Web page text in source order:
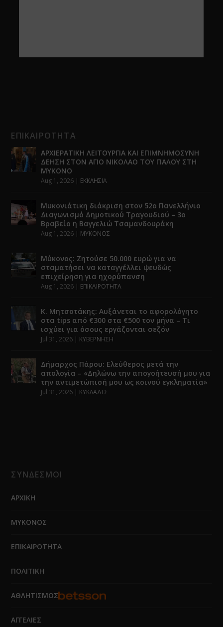
ΕΠΙΚΑΙΡΟΤΗΤΑ
ΑΡΧΙΕΡΑΤΙΚΗ ΛΕΙΤΟΥΡΓΙΑ ΚΑΙ ΕΠΙΜΝΗΜΟΣΥΝΗ
ΔΕΗΣΗ ΣΤΟΝ ΑΓΙΟ ΝΙΚΟΛΑΟ ΤΟΥ ΓΙΑΛΟΥ ΣΤΗ
ΜΥΚΟΝΟ
Aug 1, 2026 | ΕΚΚΛΗΣΙΑ
Μυκονιάτικη διάκριση στον 52ο Πανελλήνιο
Διαγωνισμό Δημοτικού Τραγουδιού – 3ο
Βραβείο η Βαγγελιώ Τσαμανδουράκη
Aug 1, 2026 | ΜΥΚΟΝΟΣ
Μύκονος: Ζητούσε 50.000 ευρώ για να
σταματήσει να καταγγέλλει ψευδώς
επιχείρηση για ηχορύπανση
Aug 1, 2026 | ΕΠΙΚΑΙΡΟΤΗΤΑ
Κ. Μητσοτάκης: Αυξάνεται το αφορολόγητο
στα tips από €300 στα €500 τον μήνα – Τι
ισχύει για όσους εργάζονται σεζόν
Jul 31, 2026 | ΚΥΒΕΡΝΗΣΗ
Δήμαρχος Πάρου: Ελεύθερος μετά την
απολογία – «Δηλώνω την απογοήτευσή μου για
την αντιμετώπισή μου ως κοινού εγκληματία»
Jul 31, 2026 | ΚΥΚΛΑΔΕΣ
ΣΥΝΔΕΣΜΟΙ
ΑΡΧΙΚΗ
ΜΥΚΟΝΟΣ
ΕΠΙΚΑΙΡΟΤΗΤΑ
ΠΟΛΙΤΙΚΗ
ΑΘΛΗΤΙΣΜΟΣ
ΑΓΓΕΛΙΕΣ